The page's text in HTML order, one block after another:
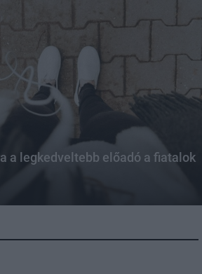
a legkedveltebb előadó a fiatalok